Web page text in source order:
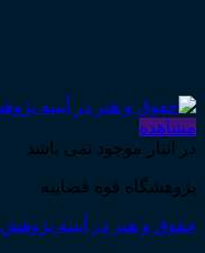
مشاهده
در انبار موجود نمی باشد
پژوهشگاه قوه قضاییه
حقوق و هنر در آیینه پژوهش